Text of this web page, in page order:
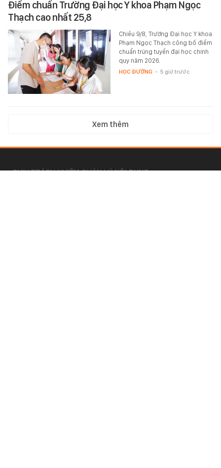
Điểm chuẩn Trường Đại học Y khoa Phạm Ngọc
Thạch cao nhất 25,8
Chiều 9/8, Trường Đại học Y khoa
Phạm Ngọc Thạch công bố điểm
chuẩn trúng tuyển đại học chính
quy năm 2026.
HỌC ĐƯỜNG - 5 giờ trước
Xem thêm
CHỊU TRÁCH NHIỆM QUẢN LÝ NỘI DUNG